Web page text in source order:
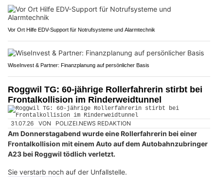
Vor Ort Hilfe EDV-Support für Notrufsysteme und Alarmtechnik
WiseInvest & Partner: Finanzplanung auf persönlicher Basis
Roggwil TG: 60-jährige Rollerfahrerin stirbt bei
Frontalkollision im Rinderweidtunnel
31.07.26 VON POLIZEI.NEWS REDAKTION
Am Donnerstagabend wurde eine Rollerfahrerin bei einer
Frontalkollision mit einem Auto auf dem Autobahnzubringer
A23 bei Roggwil tödlich verletzt.
Sie verstarb noch auf der Unfallstelle.